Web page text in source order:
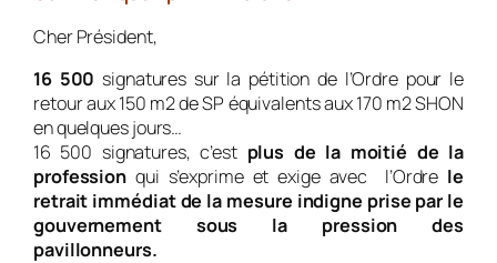
Cher Président,
16 500 signatures sur la pétition de l’Ordre pour le
retour aux 150 m2 de SP équivalents aux 170 m2 SHON
en quelques jours…
16 500 signatures, c’est plus de la moitié de la
profession qui s’exprime et exige avec l’Ordre le
retrait immédiat de la mesure indigne prise par le
gouvernement sous la pression des
pavillonneurs.